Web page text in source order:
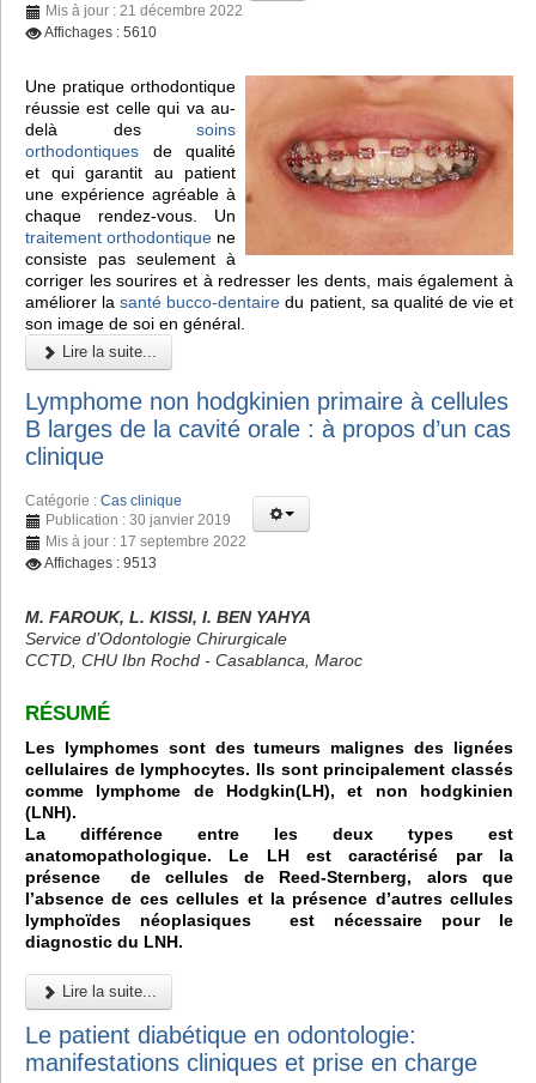
Mis à jour : 21 décembre 2022
Affichages : 5610
Une pratique orthodontique
réussie est celle qui va au-
delà des soins
orthodontiques de qualité
et qui garantit au patient
une expérience agréable à
chaque rendez-vous. Un
traitement orthodontique ne
consiste pas seulement à
corriger les sourires et à redresser les dents, mais également à
améliorer lasanté bucco-dentaire du patient, sa qualité de vie et
son image de soi en général.
Lire la suite...
Lymphome non hodgkinien primaire à cellules
B larges de la cavité orale : à propos d’un cas
clinique
Catégorie : Cas clinique
Publication : 30 janvier 2019
Mis à jour : 17 septembre 2022
Affichages : 9513
M. FAROUK, L. KISSI, I. BEN YAHYA
Service d’Odontologie Chirurgicale
CCTD, CHU Ibn Rochd - Casablanca, Maroc
RÉSUMÉ
Les lymphomes sont des tumeurs malignes des lignées
cellulaires de lymphocytes. Ils sont principalement classés
comme lymphome de Hodgkin(LH), et non hodgkinien
(LNH).
La différence entre les deux types est
anatomopathologique. Le LH est caractérisé par la
présence de cellules de Reed-Sternberg, alors que
l’absence de ces cellules et la présence d’autres cellules
lymphoïdes néoplasiques est nécessaire pour le
diagnostic du LNH.
Lire la suite...
Le patient diabétique en odontologie:
manifestations cliniques et prise en charge